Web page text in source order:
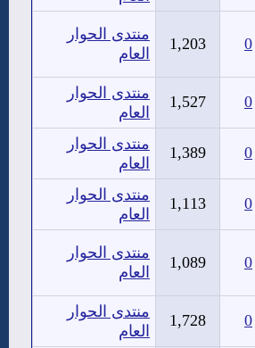
0
1,203
منتدى الحوار
العام
0
1,527
منتدى الحوار
العام
0
1,389
منتدى الحوار
العام
0
1,113
منتدى الحوار
العام
0
1,089
منتدى الحوار
العام
0
1,728
منتدى الحوار
العام